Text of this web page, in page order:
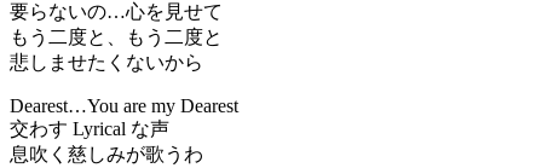
要らないの…心を見せて
もう二度と、もう二度と
悲しませたくないから
Dearest…You are my Dearest
交わす Lyrical な声
息吹く慈しみが歌うわ